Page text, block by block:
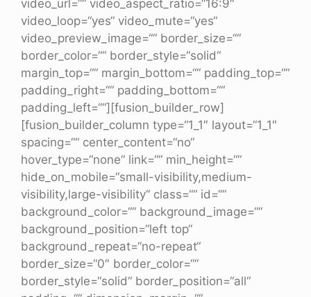
video_url=““ video_aspect_ratio=“16:9″
video_loop=“yes“ video_mute=“yes“
video_preview_image=““ border_size=““
border_color=““ border_style=“solid“
margin_top=““ margin_bottom=““ padding_top=““
padding_right=““ padding_bottom=““
padding_left=““][fusion_builder_row]
[fusion_builder_column type=“1_1″ layout=“1_1″
spacing=““ center_content=“no“
hover_type=“none“ link=““ min_height=““
hide_on_mobile=“small-visibility,medium-
visibility,large-visibility“ class=““ id=““
background_color=““ background_image=““
background_position=“left top“
background_repeat=“no-repeat“
border_size=“0″ border_color=““
border_style=“solid“ border_position=“all“